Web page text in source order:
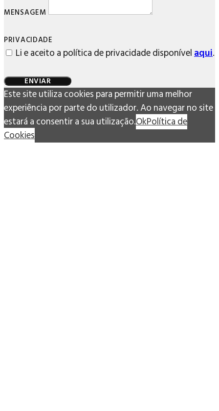
MENSAGEM
PRIVACIDADE
Li e aceito a política de privacidade disponívelaqui.
ENVIAR
Este site utiliza cookies para permitir uma melhor
experiência por parte do utilizador. Ao navegar no site
estará a consentir a sua utilização.OkPolítica de
Cookies